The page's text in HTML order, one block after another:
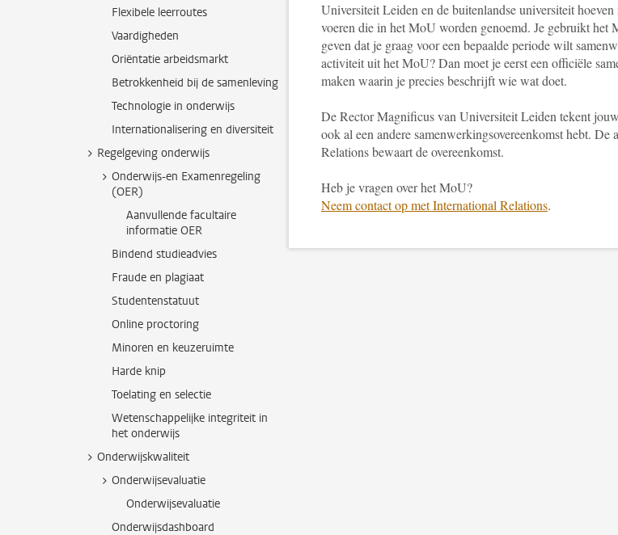
Flexibele leerroutes
Vaardigheden
Oriëntatie arbeidsmarkt
Betrokkenheid bij de samenleving
Technologie in onderwijs
Internationalisering en diversiteit
Regelgeving onderwijs
Onderwijs-en Examenregeling
(OER)
Aanvullende facultaire
informatie OER
Bindend studieadvies
Fraude en plagiaat
Studentenstatuut
Online proctoring
Minoren en keuzeruimte
Harde knip
Toelating en selectie
Wetenschappelijke integriteit in
het onderwijs
Onderwijskwaliteit
Onderwijsevaluatie
Onderwijsevaluatie
Onderwijsdashboard
Universiteit Leiden en de buitenlandse universiteit
voeren die in het MoU worden genoemd. Je gebruikt het
geven dat je graag voor een bepaalde periode wilt
activiteit uit het MoU? Dan moet je eerst een officiële
maken waarin je precies beschrijft wie wat doet.
De Rector Magnificus van Universiteit Leiden tekent
ook al een andere samenwerkingsovereenkomst hebt. De
Relations bewaart de overeenkomst.
Heb je vragen over het MoU?
Neem contact op met International Relations.